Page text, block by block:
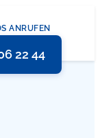
ANRUFEN
22 44